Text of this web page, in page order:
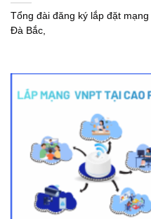
Tổng đài đăng ký lắp đặt
Đà Bắc,